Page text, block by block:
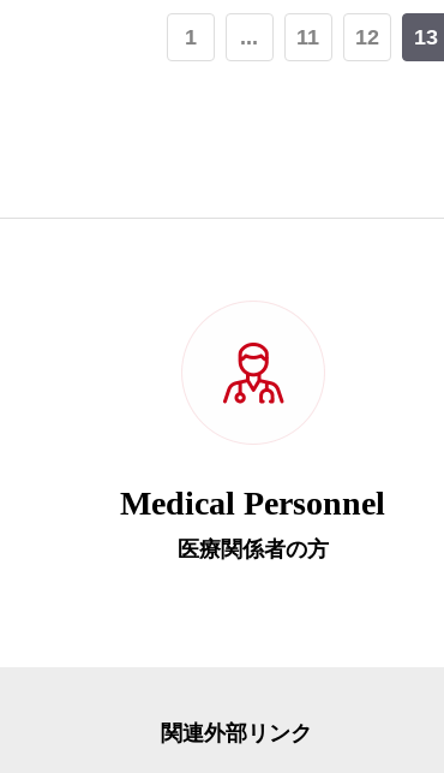
1 ... 11 12 13
Medical Personnel
医療関係者の方
関連外部リンク